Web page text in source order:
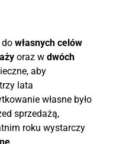
do własnych celów
oraz w dwóch
aby
lata
własne było
sprzedażą,
roku wystarczy